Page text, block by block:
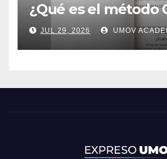
¿Qué es el método
JUL 29, 2026 UMOV